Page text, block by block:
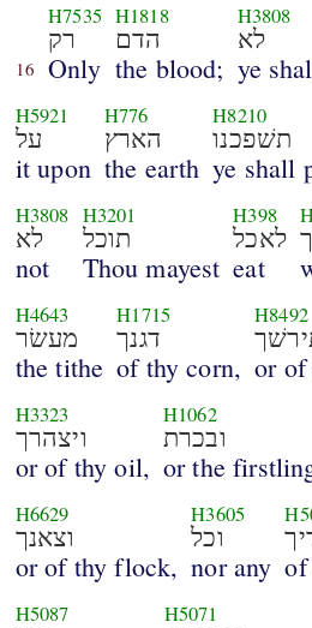
16
H7535
רק
Only
H1818
הדם
the blood;
H3808
לא
ye
H5921
על
it upon
H776
הארץ
the earth
H8210
תשׁפכנו
ye shall
H3808
לא
not
H3201
תוכל
Thou mayest
H398
לאכל
eat
H4643
מעשׂר
the tithe
H1715
דגנך
of thy corn,
H8492
or
H3323
ויצהרך
or of thy oil,
H1062
ובכרת
or the
H6629
וצאנך
or of thy flock,
H3605
וכל
nor any of
H5087 H5071